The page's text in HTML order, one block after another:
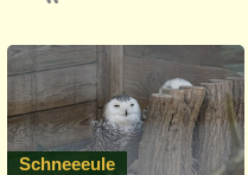
Schneeeule